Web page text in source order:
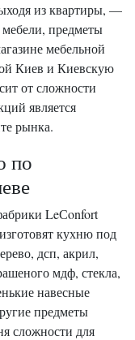
из квартиры, —
мебели, предметы
мебельной
Киев и Киевскую
от сложности
является
рынка.
по
LeСonfort
кухню под
дсп, акрил,
мдф, стекла,
навесные
предметы
сложности для